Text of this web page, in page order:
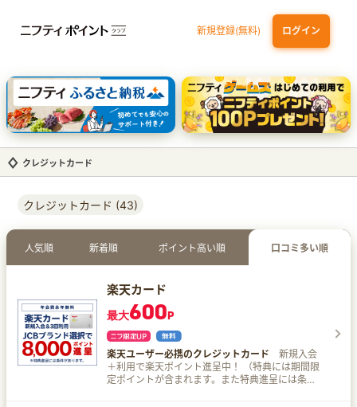
新規登録(無料) ログイン
dカード GOLD 三井住友カード ゴールド（NL）（家族カード発行）
【実質初月無料】DMM | Disney+(ディズニープラス) セットプラン
SBI証券 確定拠出年金（iDeCo）
クレジットカード
クレジットカード (43)
人気順 新着順 ポイント高い順 口コミ多い順
楽天カード
最大600P
楽天ユーザー必携のクレジットカード 新規入会
＋利用で楽天ポイント進呈中！ （特典には期間限
定ポイントが含まれます。また特典進呈には条件